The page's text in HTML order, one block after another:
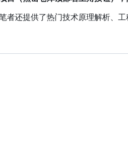
者还提供了热门技术原理解析、